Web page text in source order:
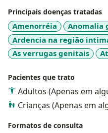
Principais doenças tratadas
Amenorréia
Anomalia
Ardencia na região
As verrugas genitais
Pacientes que trato
Adultos (Apenas em
Crianças (Apenas em
Formatos de consulta